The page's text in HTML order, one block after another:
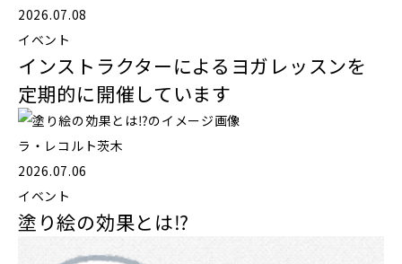
2026.07.08
イベント
インストラクターによるヨガレッスンを
定期的に開催しています
ラ・レコルト茨木
2026.07.06
イベント
塗り絵の効果とは⁉️